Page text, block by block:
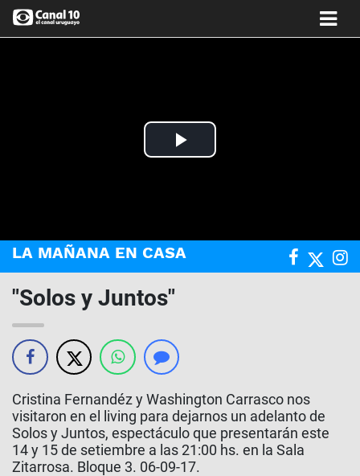
Play
LA MAÑANA EN CASA
"Solos y Juntos"
Cristina Fernandéz y Washington Carrasco nos
visitaron en el living para dejarnos un adelanto de
Solos y Juntos, espectáculo que presentarán este
14 y 15 de setiembre a las 21:00 hs. en la Sala
Zitarrosa. Bloque 3. 06-09-17.